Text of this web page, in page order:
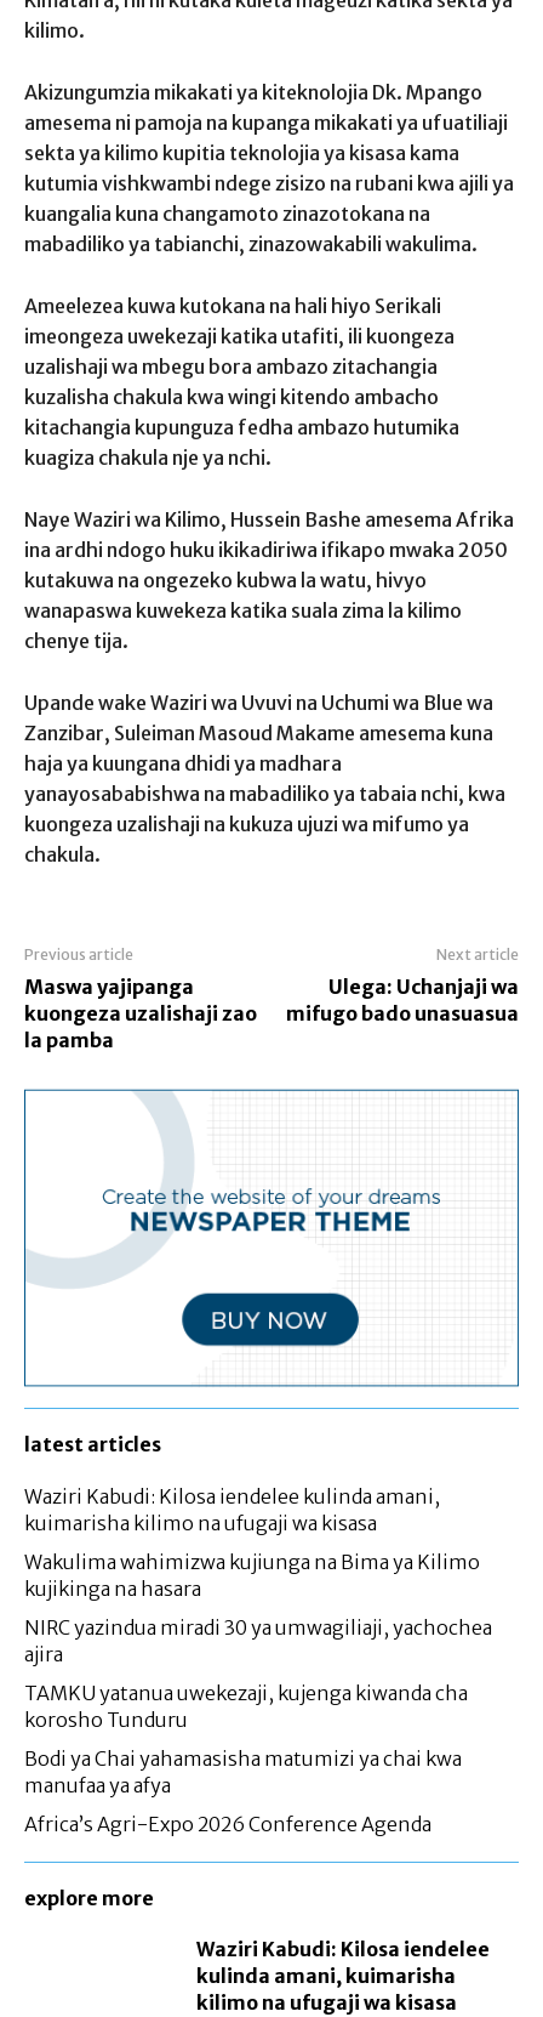
kilimo.
Akizungumzia mikakati ya kiteknolojia Dk. Mpango
amesema ni pamoja na kupanga mikakati ya ufuatiliaji
sekta ya kilimo kupitia teknolojia ya kisasa kama
kutumia vishkwambi ndege zisizo na rubani kwa ajili ya
kuangalia kuna changamoto zinazotokana na
mabadiliko ya tabianchi, zinazowakabili wakulima.
Ameelezea kuwa kutokana na hali hiyo Serikali
imeongeza uwekezaji katika utafiti, ili kuongeza
uzalishaji wa mbegu bora ambazo zitachangia
kuzalisha chakula kwa wingi kitendo ambacho
kitachangia kupunguza fedha ambazo hutumika
kuagiza chakula nje ya nchi.
Naye Waziri wa Kilimo, Hussein Bashe amesema Afrika
ina ardhi ndogo huku ikikadiriwa ifikapo mwaka 2050
kutakuwa na ongezeko kubwa la watu, hivyo
wanapaswa kuwekeza katika suala zima la kilimo
chenye tija.
Upande wake Waziri wa Uvuvi na Uchumi wa Blue wa
Zanzibar, Suleiman Masoud Makame amesema kuna
haja ya kuungana dhidi ya madhara
yanayosababishwa na mabadiliko ya tabaia nchi, kwa
kuongeza uzalishaji na kukuza ujuzi wa mifumo ya
chakula.
Previous article
Maswa yajipanga
kuongeza uzalishaji zao
la pamba
Next article
Ulega: Uchanjaji wa
mifugo bado unasuasua
latest articles
Waziri Kabudi: Kilosa iendelee kulinda amani,
kuimarisha kilimo na ufugaji wa kisasa
Wakulima wahimizwa kujiunga na Bima ya Kilimo
kujikinga na hasara
NIRC yazindua miradi 30 ya umwagiliaji, yachochea
ajira
TAMKU yatanua uwekezaji, kujenga kiwanda cha
korosho Tunduru
Bodi ya Chai yahamasisha matumizi ya chai kwa
manufaa ya afya
Africa’s Agri-Expo 2026 Conference Agenda
explore more
Waziri Kabudi: Kilosa iendelee
kulinda amani, kuimarisha
kilimo na ufugaji wa kisasa